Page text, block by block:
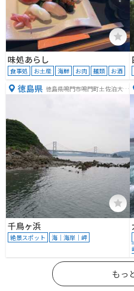
味処あらし
食事処 お土産 海鮮 お肉 麺類 お酒
徳島県 徳島県鳴門市鳴門町土佐泊大毛
千鳥ヶ浜
絶景スポット 海｜海岸｜岬
もっ